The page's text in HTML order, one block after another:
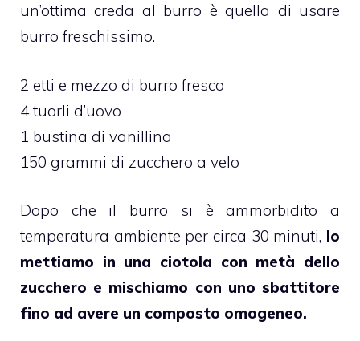
un’ottima creda al burro è quella di usare
burro freschissimo.
2 etti e mezzo di burro fresco
4 tuorli d’uovo
1 bustina di vanillina
150 grammi di zucchero a velo
Dopo che il burro si è ammorbidito a
temperatura ambiente per circa 30 minuti, lo
mettiamo in una ciotola con metà dello
zucchero e mischiamo con uno sbattitore
fino ad avere un composto omogeneo.